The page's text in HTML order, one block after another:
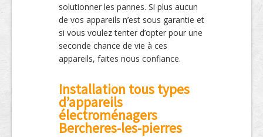
solutionner les pannes. Si plus aucun
de vos appareils n’est sous garantie et
si vous voulez tenter d’opter pour une
seconde chance de vie à ces
appareils, faites nous confiance.
Installation tous types
d’appareils
électroménagers
Bercheres-les-pierres